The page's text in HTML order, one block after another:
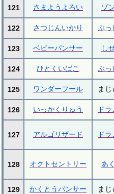
121 さまようよろい ゾ
122 さつじんいかり ぶっ
123 ベビーパンサー し
124 ひとくいばこ ぶっ
125 ワンダーフール ま
126 いっかくりゅう ド
127 アルゴリザード ド
128 オクトセントリー あ
129 かくとうパンサー ま